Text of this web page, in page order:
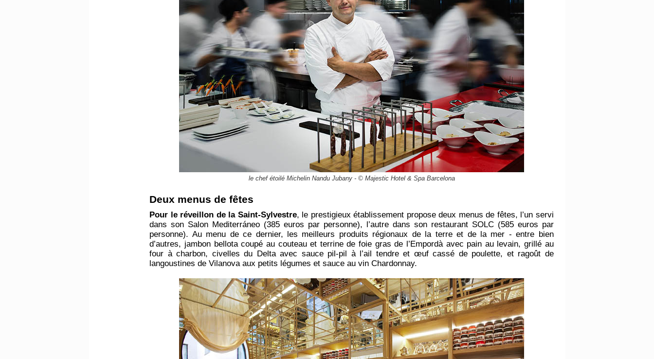
le chef étoilé Michelin Nandu Jubany - © Majestic Hotel & Spa Barcelona
​Deux menus de fêtes
Pour le réveillon de la Saint-Sylvestre, le prestigieux établissement propose deux menus de fêtes, l’un servi
dans son Salon Mediterráneo (385 euros par personne), l’autre dans son restaurant SOLC (585 euros par
personne). Au menu de ce dernier, les meilleurs produits régionaux de la terre et de la mer - entre bien
d’autres, jambon bellota coupé au couteau et terrine de foie gras de l’Empordà avec pain au levain, grillé au
four à charbon, civelles du Delta avec sauce pil-pil à l’ail tendre et œuf cassé de poulette, et ragoût de
langoustines de Vilanova aux petits légumes et sauce au vin Chardonnay.